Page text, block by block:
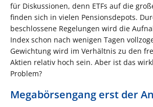
für Diskussionen, denn ETFs auf die
finden sich in vielen Pensionsdepots.
beschlossene Regelungen wird die
Index schon nach wenigen Tagen
Gewichtung wird im Verhältnis zu den
Aktien relativ hoch sein. Aber ist das
Problem?
Megabörsengang erst der